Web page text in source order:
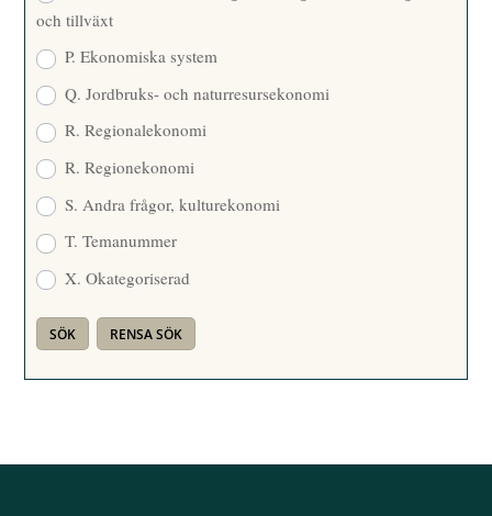
och tillväxt
P. Ekonomiska system
Q. Jordbruks- och naturresursekonomi
R. Regionalekonomi
R. Regionekonomi
S. Andra frågor, kulturekonomi
T. Temanummer
X. Okategoriserad